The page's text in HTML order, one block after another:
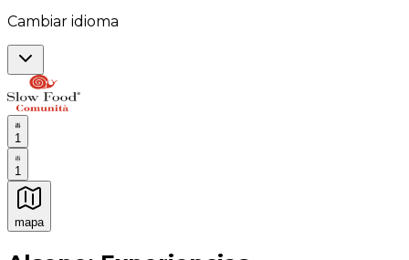
Cambiar idioma
1
1
mapa